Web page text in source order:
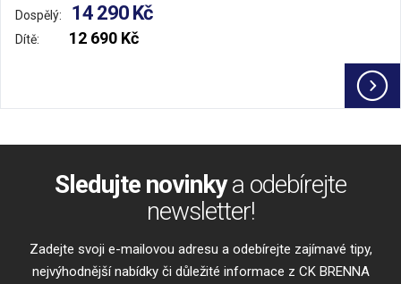
Dospělý: 14 290 Kč
Dítě: 12 690 Kč
Sledujte novinkya odebírejte
newsletter!
Zadejte svoji e-mailovou adresu a odebírejte zajímavé tipy,
nejvýhodnější nabídky či důležité informace z CK BRENNA